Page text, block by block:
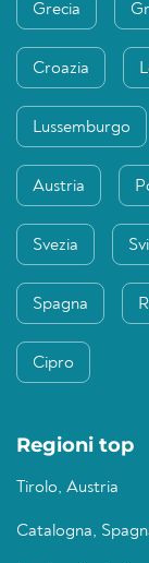
Grecia
Croazia
Lussemburgo
Austria
Svezia
Spagna
Cipro
Regioni top
Tirolo, Austria
Catalogna,